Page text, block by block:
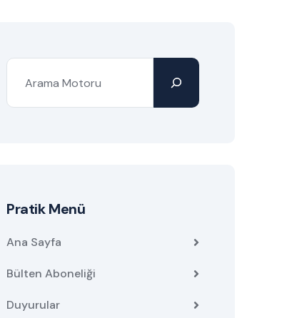
Pratik Menü
Ana Sayfa
Bülten Aboneliği
Duyurular